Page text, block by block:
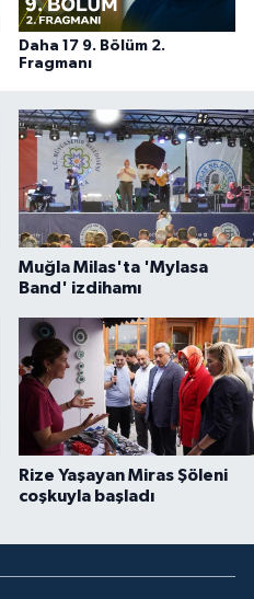
Daha 17 9. Bölüm 2.
Fragmanı
Muğla Milas'ta 'Mylasa
Band' izdihamı
Rize Yaşayan Miras Şöleni
coşkuyla başladı